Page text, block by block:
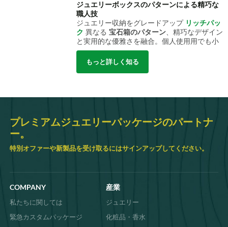
ジュエリーボックスのパターンによる精巧な
職人技
ジュエリー収納をグレードアップ リッチパッ
ク 異なる 宝石箱のパターン、精巧なデザイン
と実用的な優雅さを融合。個人使用用でも小
売店のディスプレイ用でも、当社の厳選され
たパターンは無限の創造的可能性を提供しま
の美しさを発見無料のステンドグラスジュエ
オーバーレイ テンプレートを特徴としていま
ており、初心者と専門家の両方にとってシー
創造性の世界を解き放ちましょう
ざまなボックスのサイズとスタイルに合わせ
てカスタマイズ可能なデザインを提供してい
もっと詳しく知る
プレミアムジュエリーパッケージのパートナ
ー。
特別オファーや新製品を受け取るにはサインアップしてください。
COMPANY
私たちに関しては
緊急カスタムパッケージ
産業
ジュエリー
化粧品・香水